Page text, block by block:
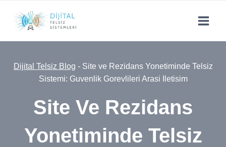
content
Dijital Telsiz Blog - Site ve Rezidans Yonetiminde Telsiz
Sistemi: Guvenlik Gorevlileri Arasi Iletisim
Site Ve Rezidans
Yonetiminde Telsiz